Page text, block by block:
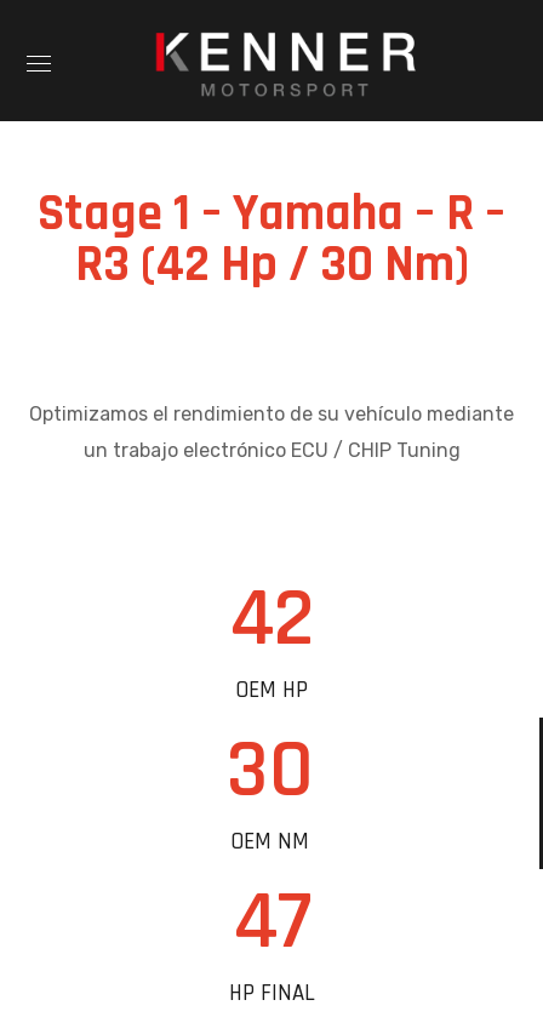
Stage 1 – Yamaha – R –
R3 (42 Hp / 30 Nm)
Optimizamos el rendimiento de su vehículo mediante
un trabajo electrónico ECU / CHIP Tuning
42
OEM HP
30
OEM NM
47
HP FINAL